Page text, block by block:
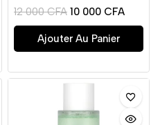
0
de
5
12 000CFA 10 000 CFA
Ajouter Au Panier